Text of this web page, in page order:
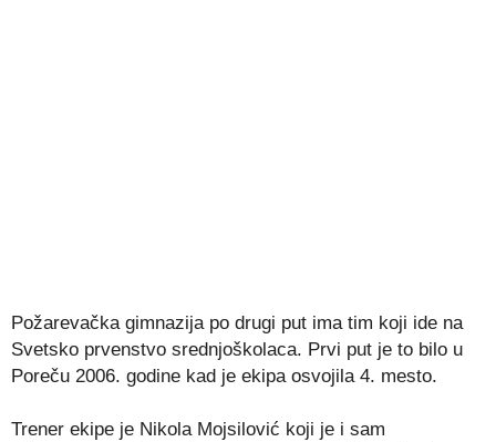
Požarevačka gimnazija po drugi put ima tim koji ide na
Svetsko prvenstvo srednjoškolaca. Prvi put je to bilo u
Poreču 2006. godine kad je ekipa osvojila 4. mesto.
Trener ekipe je Nikola Mojsilović koji je i sam